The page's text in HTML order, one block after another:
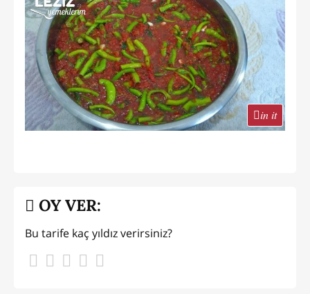
in it
OY VER:
Bu tarife kaç yıldız verirsiniz?